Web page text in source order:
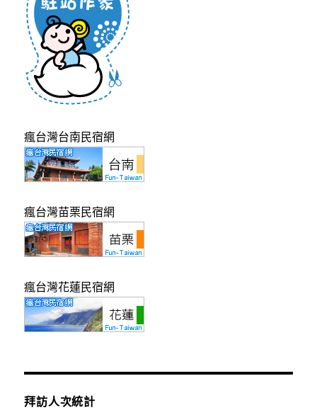
瘋台灣台南民宿網
瘋台灣苗栗民宿網
瘋台灣花蓮民宿網
拜訪人次統計